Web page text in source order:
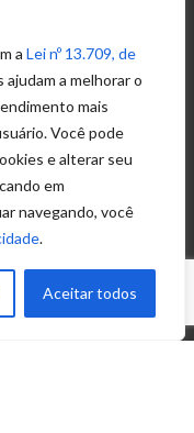
a Lei nº 13.709, de
ajudam a melhorar o
mais
Você pode
e alterar seu
em
navegando, você
.
Aceitar todos